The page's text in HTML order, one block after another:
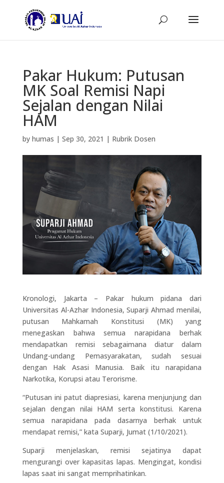
Pakar Hukum: Putusan
MK Soal Remisi Napi
Sejalan dengan Nilai
HAM
by humas | Sep 30, 2021 | Rubrik Dosen
Kronologi, Jakarta – Pakar hukum pidana dari
Universitas Al-Azhar Indonesia, Suparji Ahmad menilai,
putusan Mahkamah Konstitusi (MK) yang
menegaskan bahwa semua narapidana berhak
mendapatkan remisi sebagaimana diatur dalam
Undang-undang Pemasyarakatan, sudah sesuai
dengan Hak Asasi Manusia. Baik itu narapidana
Narkotika, Korupsi atau Terorisme.
“Putusan ini patut diapresiasi, karena menjunjung dan
sejalan dengan nilai HAM serta konstitusi. Karena
semua narapidana pada dasarnya berhak untuk
mendapat remisi,” kata Suparji, Jumat (1/10/2021).
Suparji menjelaskan, remisi sejatinya dapat
mengurangi over kapasitas lapas. Mengingat, kondisi
lapas saat ini sangat memprihatinkan.